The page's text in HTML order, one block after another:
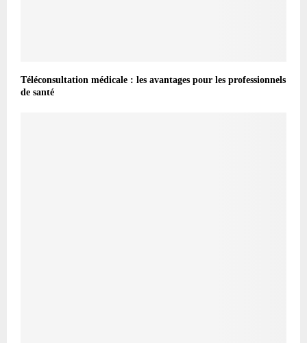
Téléconsultation médicale : les avantages pour les professionnels
de santé